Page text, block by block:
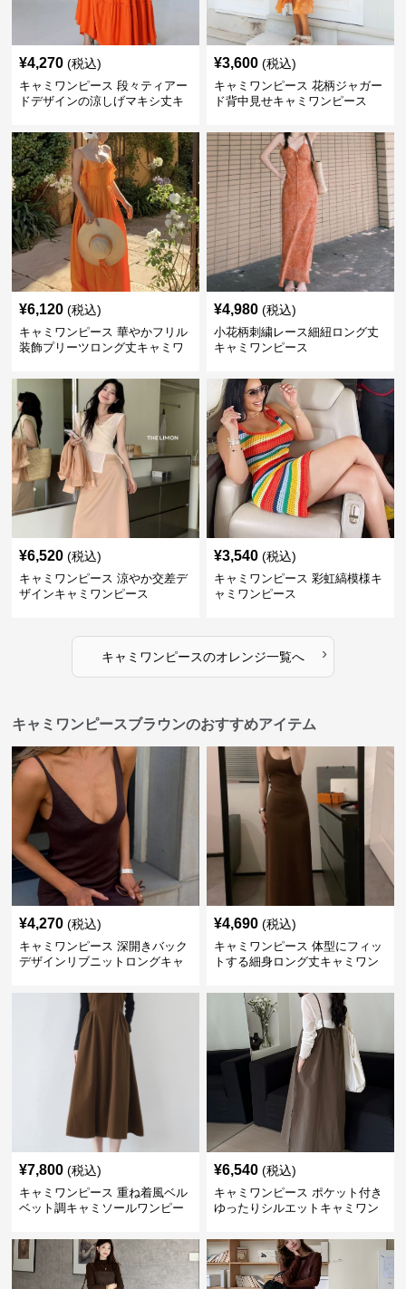
¥4,270 (税込)
キャミワンピース 段々ティアー
ドデザインの涼しげマキシ丈キ
¥3,600 (税込)
キャミワンピース 花柄ジャガー
ド背中見せキャミワンピース
¥6,120 (税込)
キャミワンピース 華やかフリル
装飾プリーツロング丈キャミワ
¥4,980 (税込)
小花柄刺繍レース細紐ロング丈
キャミワンピース
¥6,520 (税込)
キャミワンピース 涼やか交差デ
ザインキャミワンピース
¥3,540 (税込)
キャミワンピース 彩虹縞模様キ
ャミワンピース
キャミワンピースのオレンジ一覧へ ›
キャミワンピースブラウンのおすすめアイテム
¥4,270 (税込)
キャミワンピース 深開きバック
デザインリブニットロングキャ
¥4,690 (税込)
キャミワンピース 体型にフィッ
トする細身ロング丈キャミワン
¥7,800 (税込)
キャミワンピース 重ね着風ベル
ベット調キャミソールワンピー
¥6,540 (税込)
キャミワンピース ポケット付き
ゆったりシルエットキャミワン